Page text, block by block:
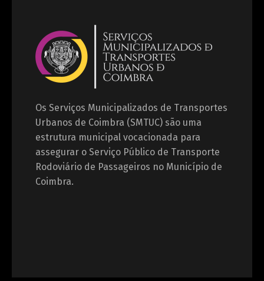
Os Serviços Municipalizados de Transportes
Urbanos de Coimbra (SMTUC) são uma
estrutura municipal vocacionada para
assegurar o Serviço Público de Transporte
Rodoviário de Passageiros no Município de
Coimbra.